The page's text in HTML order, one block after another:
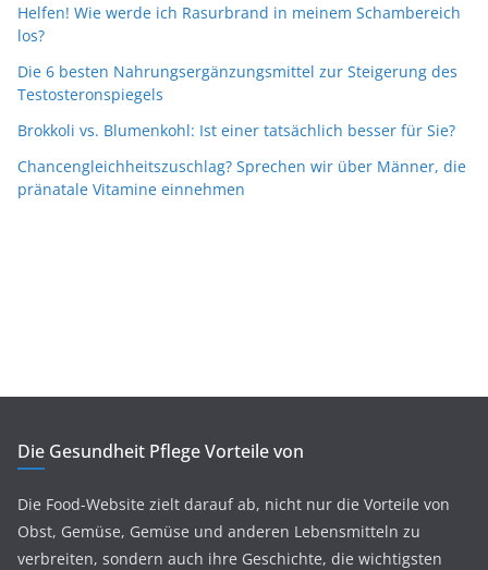
Helfen! Wie werde ich Rasurbrand in meinem Schambereich
los?
Die 6 besten Nahrungsergänzungsmittel zur Steigerung des
Testosteronspiegels
Brokkoli vs. Blumenkohl: Ist einer tatsächlich besser für Sie?
Chancengleichheitszuschlag? Sprechen wir über Männer, die
pränatale Vitamine einnehmen
Die Gesundheit Pflege Vorteile von
Die Food-Website zielt darauf ab, nicht nur die Vorteile von
Obst, Gemüse, Gemüse und anderen Lebensmitteln zu
verbreiten, sondern auch ihre Geschichte, die wichtigsten